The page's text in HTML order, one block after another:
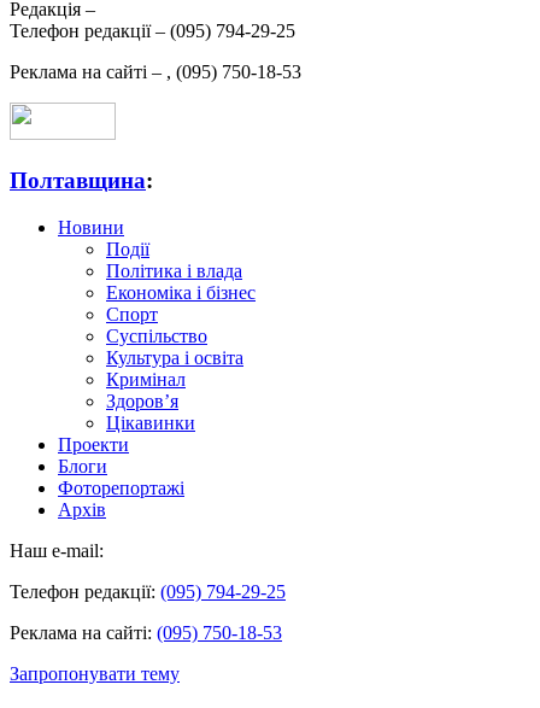
Редакція –
Телефон редакції – (095) 794-29-25
Реклама на сайті – , (095) 750-18-53
Полтавщина:
Новини
Події
Політика і влада
Економіка і бізнес
Спорт
Суспільство
Культура і освіта
Кримінал
Здоров’я
Цікавинки
Проекти
Блоги
Фоторепортажі
Архів
Наш e-mail:
Телефон редакції: (095) 794-29-25
Реклама на сайті: (095) 750-18-53
Запропонувати тему